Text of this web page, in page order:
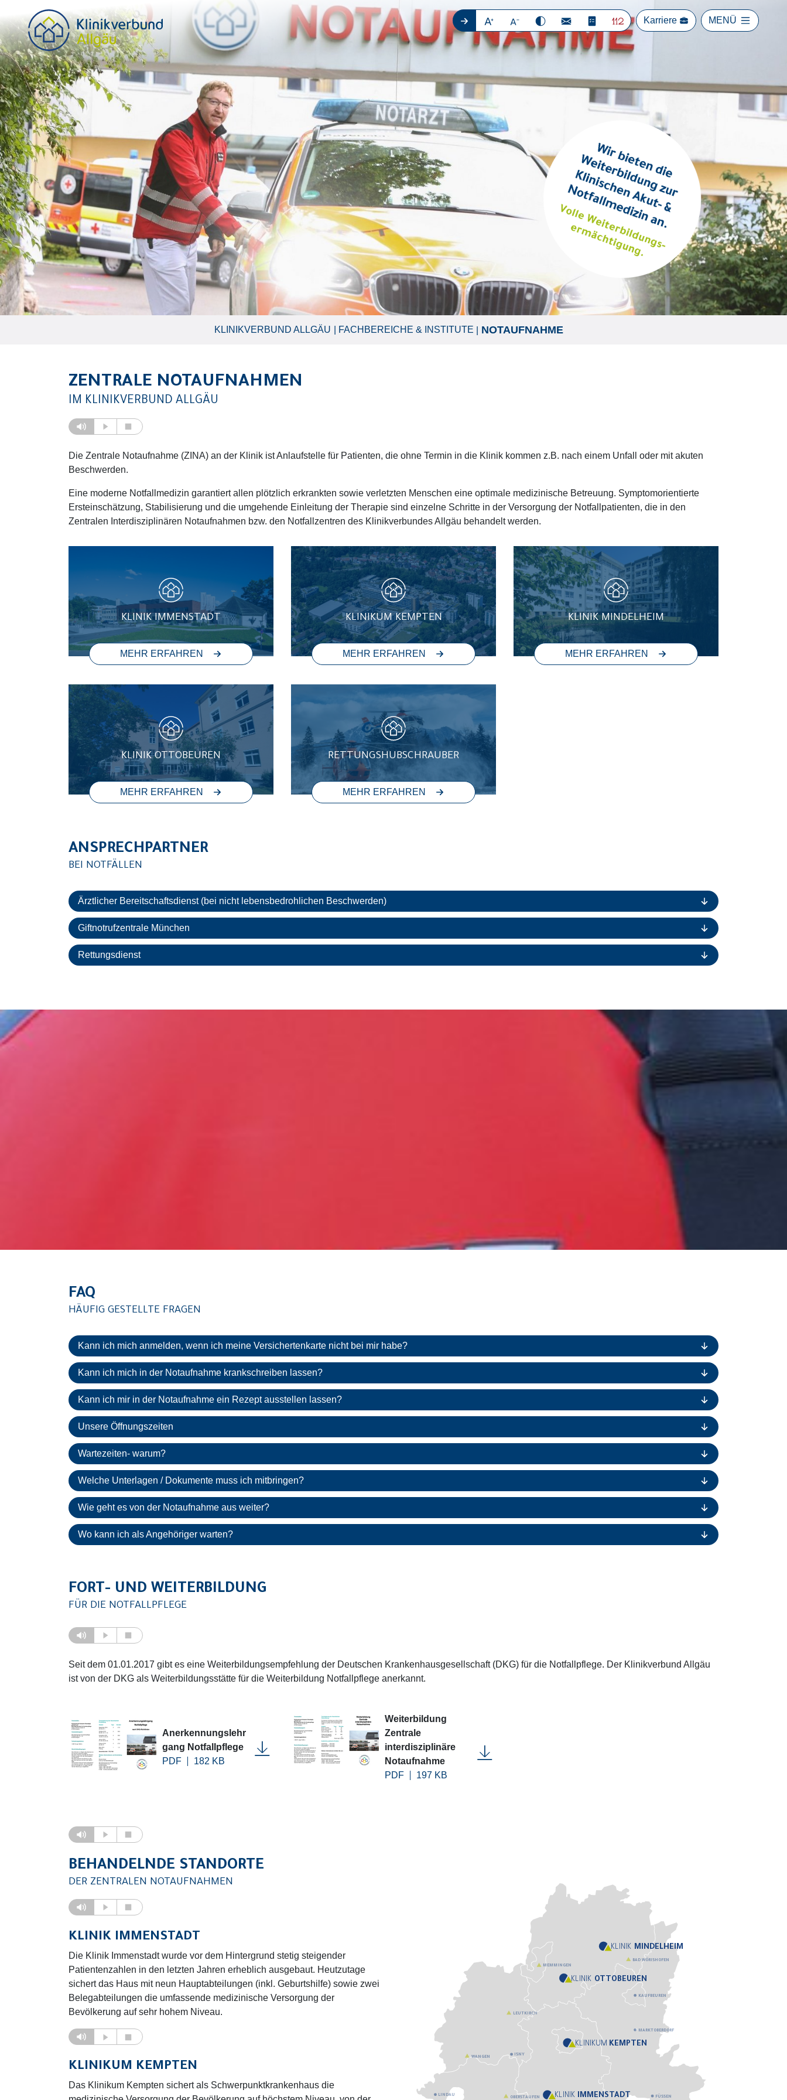
Karriere MENÜ
KLINIKVERBUND ALLGÄU FACHBEREICHE & INSTITUTE NOTAUFNAHME
ZENTRALE NOTAUFNAHMEN
IM KLINIKVERBUND ALLGÄU
Die Zentrale Notaufnahme (ZINA) an der Klinik ist Anlaufstelle für Patienten, die ohne Termin in die Klinik kommen z.B. nach einem Unfall oder mit akuten
Beschwerden.
Eine moderne Notfallmedizin garantiert allen plötzlich erkrankten sowie verletzten Menschen eine optimale medizinische Betreuung. Symptomorientierte
Ersteinschätzung, Stabilisierung und die umgehende Einleitung der Therapie sind einzelne Schritte in der Versorgung der Notfallpatienten, die in den
Zentralen Interdisziplinären Notaufnahmen bzw. den Notfallzentren des Klinikverbundes Allgäu behandelt werden.
KLINIK IMMENSTADT
MEHR ERFAHREN
KLINIKUM KEMPTEN
MEHR ERFAHREN
KLINIK MINDELHEIM
MEHR ERFAHREN
KLINIK OTTOBEUREN
MEHR ERFAHREN
RETTUNGSHUBSCHRAUBER
MEHR ERFAHREN
ANSPRECHPARTNER
BEI NOTFÄLLEN
Ärztlicher Bereitschaftsdienst (bei nicht lebensbedrohlichen Beschwerden)
Giftnotrufzentrale München
Rettungsdienst
FAQ
HÄUFIG GESTELLTE FRAGEN
Kann ich mich anmelden, wenn ich meine Versichertenkarte nicht bei mir habe?
Kann ich mich in der Notaufnahme krankschreiben lassen?
Kann ich mir in der Notaufnahme ein Rezept ausstellen lassen?
Unsere Öffnungszeiten
Wartezeiten- warum?
Welche Unterlagen / Dokumente muss ich mitbringen?
Wie geht es von der Notaufnahme aus weiter?
Wo kann ich als Angehöriger warten?
FORT- UND WEITERBILDUNG
FÜR DIE NOTFALLPFLEGE
Seit dem 01.01.2017 gibt es eine Weiterbildungsempfehlung der Deutschen Krankenhausgesellschaft (DKG) für die Notfallpflege. Der Klinikverbund Allgäu
ist von der DKG als Weiterbildungsstätte für die Weiterbildung Notfallpflege anerkannt.
Anerkennungslehr
gang Notfallpflege
PDF
182 KB
Weiterbildung
Zentrale
interdisziplinäre
Notaufnahme
PDF
197 KB
BEHANDELNDE STANDORTE
DER ZENTRALEN NOTAUFNAHMEN
KLINIK IMMENSTADT
Die Klinik Immenstadt wurde vor dem Hintergrund stetig steigender
Patientenzahlen in den letzten Jahren erheblich ausgebaut. Heutzutage
sichert das Haus mit neun Hauptabteilungen (inkl. Geburtshilfe) sowie zwei
Belegabteilungen die umfassende medizinische Versorgung der
Bevölkerung auf sehr hohem Niveau.
KLINIKUM KEMPTEN
Das Klinikum Kempten sichert als Schwerpunktkrankenhaus die
MEMMINGEN
KAUFBEUREN
MARKTOBERDORF
ISNY
LINDAU FÜSSEN
LEUTKIRCH
WANGEN
OBERSTAUFEN
BAD WÖRISHOFEN
KLINIK MINDELHEIM
KLINIK OTTOBEUREN
KLINIKUM KEMPTEN
KLINIK IMMENSTADT